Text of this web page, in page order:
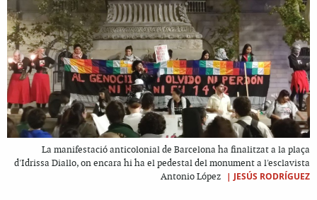
La manifestació anticolonial de Barcelona ha finalitzat a la plaça
d'Idrissa Diallo, on encara hi ha el pedestal del monument a l'esclavista
Antonio López
| JESÚS RODRÍGUEZ